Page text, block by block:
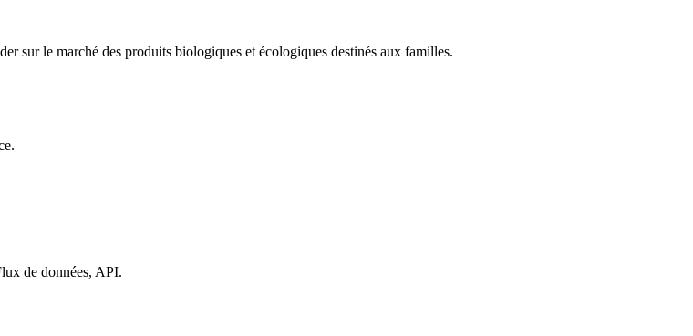
sur le marché des produits biologiques et écologiques destinés aux familles.
de données, API.